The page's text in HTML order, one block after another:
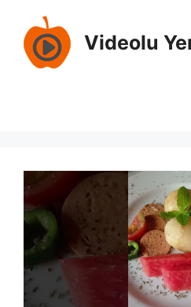
Videolu